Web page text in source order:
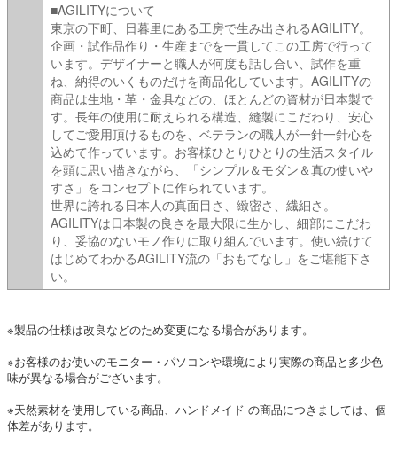
■AGILITYについて
東京の下町、日暮里にある工房で生み出されるAGILITY。
企画・試作品作り・生産までを一貫してこの工房で行って
います。デザイナーと職人が何度も話し合い、試作を重
ね、納得のいくものだけを商品化しています。AGILITYの
商品は生地・革・金具などの、ほとんどの資材が日本製で
す。長年の使用に耐えられる構造、縫製にこだわり、安心
してご愛用頂けるものを、ベテランの職人が一針一針心を
込めて作っています。お客様ひとりひとりの生活スタイル
を頭に思い描きながら、「シンプル＆モダン＆真の使いや
すさ」をコンセプトに作られています。
世界に誇れる日本人の真面目さ、緻密さ、繊細さ。
AGILITYは日本製の良さを最大限に生かし、細部にこだわ
り、妥協のないモノ作りに取り組んでいます。使い続けて
はじめてわかるAGILITY流の「おもてなし」をご堪能下さ
い。
※製品の仕様は改良などのため変更になる場合があります。
※お客様のお使いのモニター・パソコンや環境により実際の商品と多少色
味が異なる場合がございます。
※天然素材を使用している商品、ハンドメイド の商品につきましては、個
体差があります。